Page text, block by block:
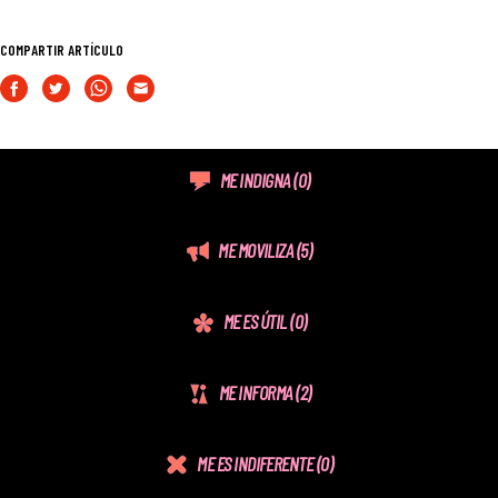
COMPARTIR ARTÍCULO
ME INDIGNA(0)
ME MOVILIZA(5)
ME ES ÚTIL(0)
ME INFORMA(2)
ME ES INDIFERENTE(0)